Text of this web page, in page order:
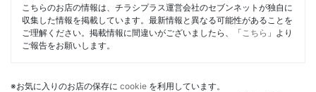
こちらのお店の情報は、チラシプラス運営会社のセブンネットが独自に
収集した情報を掲載しています。最新情報と異なる可能性があることを
ご理解ください。掲載情報に間違いがございましたら、「 こちら 」より
ご報告をお願いします。
※お気に入りのお店の保存に cookie を利用しています。